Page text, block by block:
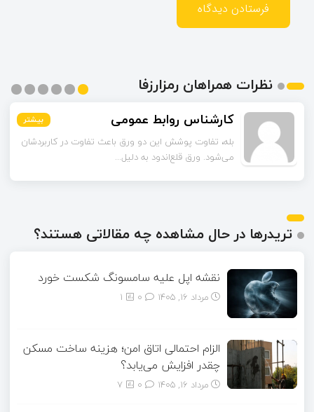
نظرات همراهان رمزارزفا
کارشناس روابط عمومی بیشتر
بله، تفاوت پوشش این دو ورق باعث تفاوت در کاربردشان
می‌شود. ورق قلع‌اندود به دلیل...
بیشتر
بیشتر
بیشتر
بیشتر
بیشتر
تریدرها در حال مشاهده چه مقالاتی هستند؟
نقشه اپل علیه سامسونگ شکست خورد
مرداد ۱۶, ۱۴۰۵ 1
الزام احتمالی اتاق امن؛ هزینه ساخت مسکن
چقدر افزایش می‌یابد؟
مرداد ۱۶, ۱۴۰۵ 7